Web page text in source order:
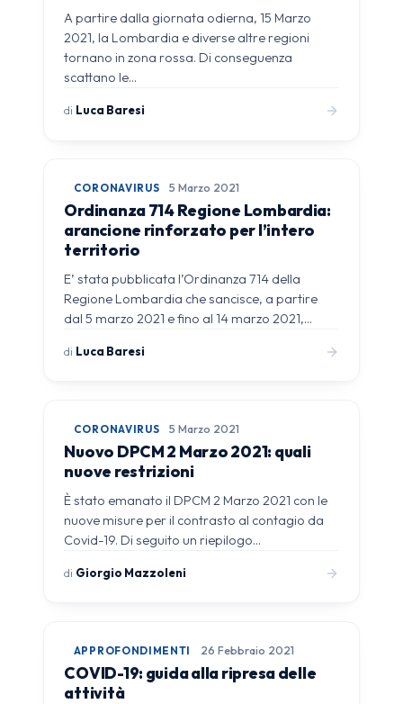
A partire dalla giornata odierna, 15 Marzo
2021, la Lombardia e diverse altre regioni
tornano in zona rossa. Di conseguenza
scattano le…
di Luca Baresi
CORONAVIRUS 5 Marzo 2021
Ordinanza 714 Regione Lombardia:
arancione rinforzato per l’intero
territorio
E’ stata pubblicata l’Ordinanza 714 della
Regione Lombardia che sancisce, a partire
dal 5 marzo 2021 e fino al 14 marzo 2021,…
di Luca Baresi
CORONAVIRUS 5 Marzo 2021
Nuovo DPCM 2 Marzo 2021: quali
nuove restrizioni
È stato emanato il DPCM 2 Marzo 2021 con le
nuove misure per il contrasto al contagio da
Covid-19. Di seguito un riepilogo…
di Giorgio Mazzoleni
APPROFONDIMENTI 26 Febbraio 2021
COVID-19: guida alla ripresa delle
attività